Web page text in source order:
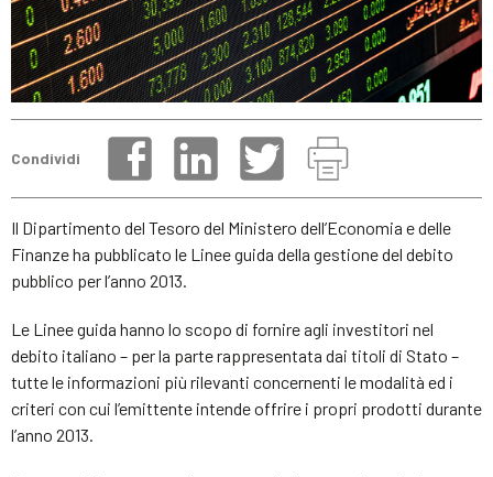
Condividi
Il Dipartimento del Tesoro del Ministero dell’Economia e delle
Finanze ha pubblicato le Linee guida della gestione del debito
pubblico per l’anno 2013.
Le Linee guida hanno lo scopo di fornire agli investitori nel
debito italiano – per la parte rappresentata dai titoli di Stato –
tutte le informazioni più rilevanti concernenti le modalità ed i
criteri con cui l’emittente intende offrire i propri prodotti durante
l’anno 2013.